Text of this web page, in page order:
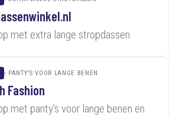
met extra lange stropdassen
PANTY'S VOOR LANGE BENEN
Fashion
met panty's voor lange benen en